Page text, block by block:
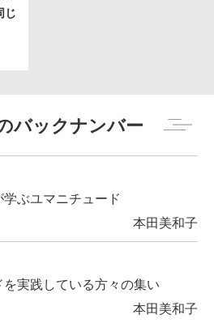
じ
バックナンバー
ぶユマニチュード
本田美和子
実践している方々の集い
本田美和子